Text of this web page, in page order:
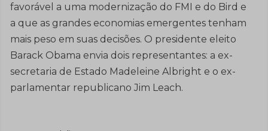
favorável a uma modernização do FMI e do Bird e
a que as grandes economias emergentes tenham
mais peso em suas decisões. O presidente eleito
Barack Obama envia dois representantes: a ex-
secretaria de Estado Madeleine Albright e o ex-
parlamentar republicano Jim Leach.